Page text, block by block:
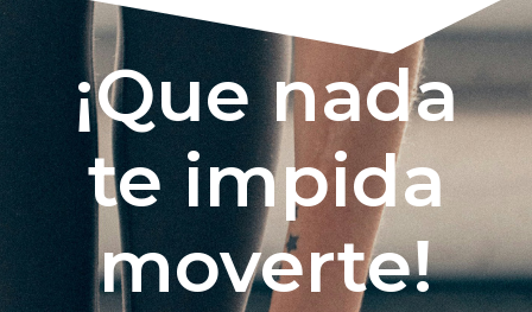
¡Que nada
te impida
moverte!